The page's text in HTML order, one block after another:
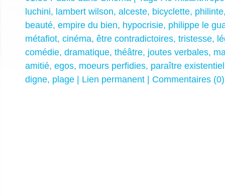
luchini, lambert wilson, alceste, bicyclette, philinte
beauté, empire du bien, hypocrisie, philippe le
métafiot, cinéma, être contradictoires, tristesse,
comédie, dramatique, théâtre, joutes verbales,
amitié, egos, moeurs perfidies, paraître existentiel
digne, plage | Lien permanent | Commentaires (0)